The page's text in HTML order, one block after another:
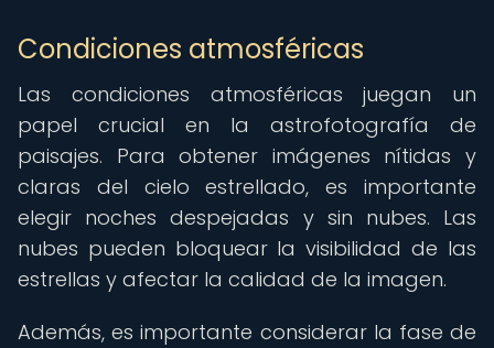
Condiciones atmosféricas
Las condiciones atmosféricas juegan un
papel crucial en la astrofotografía de
paisajes. Para obtener imágenes nítidas y
claras del cielo estrellado, es importante
elegir noches despejadas y sin nubes. Las
nubes pueden bloquear la visibilidad de las
estrellas y afectar la calidad de la imagen.
Además, es importante considerar la fase de